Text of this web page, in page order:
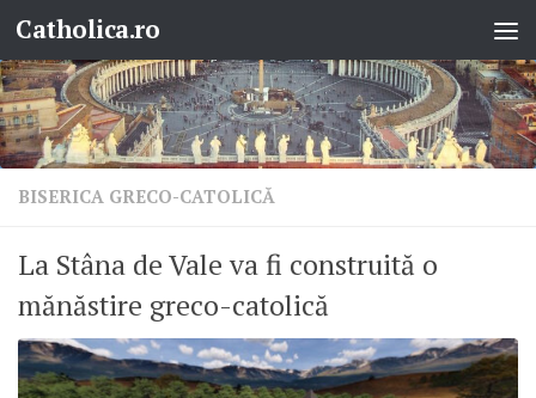
Skip to content
Catholica.ro
BISERICA GRECO-CATOLICĂ
La Stâna de Vale va fi construită o
mănăstire greco-catolică